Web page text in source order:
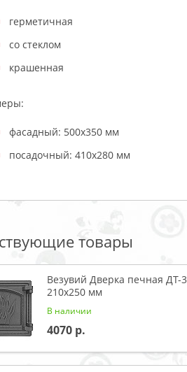
герметичная
со стеклом
крашенная
фасадный: 500х350 мм
посадочный: 410х280 мм
товары
Везувий Дверка печная ДТ-3
210x250 мм
В наличии
4070